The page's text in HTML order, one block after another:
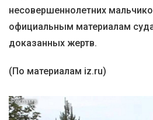
несовершеннолетних
официальным материалам
доказанных жертв.
(По материалам iz.ru)